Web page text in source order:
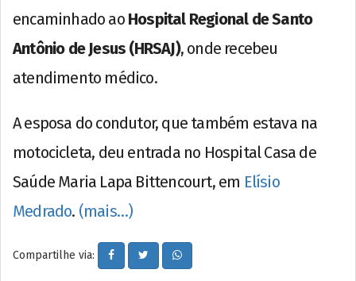
encaminhado ao Hospital Regional de Santo
Antônio de Jesus (HRSAJ), onde recebeu
atendimento médico.
A esposa do condutor, que também estava na
motocicleta, deu entrada no Hospital Casa de
Saúde Maria Lapa Bittencourt, em Elísio
Medrado. (mais…)
Compartilhe via: